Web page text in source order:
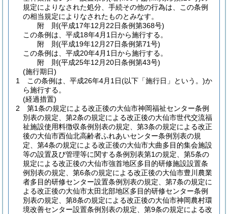
規定によりなされた処分、手続その他の行為は、この条例
の相当規定によりなされたものとみなす。
附 則(平成17年12月22日条例第368号)
この条例は、平成18年4月1日から施行する。
附 則(平成19年12月27日条例第71号)
この条例は、平成20年4月1日から施行する。
附 則(平成25年12月20日条例第43号)
(施行期日)
1
この条例は、平成26年4月1日(以下「施行日」という。)か
ら施行する。
(経過措置)
2
第1条の規定による改正後の大仙市神岡福祉センター条例
別表の規定、第2条の規定による改正後の大仙市世代交流福
祉施設使用料徴収条例別表の規定、第3条の規定による改正
後の大仙市西仙北高齢者ふれあいセンター条例別表の規
定、第4条の規定による改正後の大仙市大曲多目的集会施設
等の設置及び管理等に関する条例別表第1の規定、第5条の
規定による改正後の大仙市強首地区多目的研修施設設置条
例別表の規定、第6条の規定による改正後の大仙市豊川農業
者多目的研修センター設置条例別表の規定、第7条の規定に
よる改正後の大仙市太田北部地区多目的研修センター条例
別表の規定、第8条の規定による改正後の大仙市神岡農村環
境改善センター設置条例別表の規定、第9条の規定による改